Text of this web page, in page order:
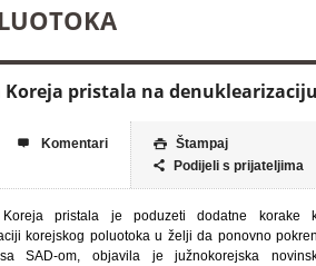
Koreja pristala na denuklearizaciju
 Štampaj
 Podijeli s prijateljima
 Komentari
pristala je poduzeti dodatne korake
korejskog poluotoka u želji da ponovno
SAD-om, objavila je južnokorejska